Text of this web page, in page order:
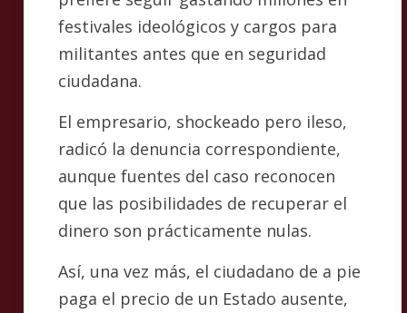
festivales ideológicos y cargos para
militantes antes que en seguridad
ciudadana.
El empresario, shockeado pero ileso,
radicó la denuncia correspondiente,
aunque fuentes del caso reconocen
que las posibilidades de recuperar el
dinero son prácticamente nulas.
Así, una vez más, el ciudadano de a pie
paga el precio de un Estado ausente,